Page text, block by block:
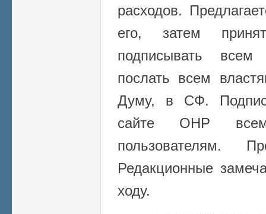
расходов.
его, затем
подписывать
послать всем
Думу, в СФ.
сайте ОНР всем
пользователям.
Редакционные
ходу.